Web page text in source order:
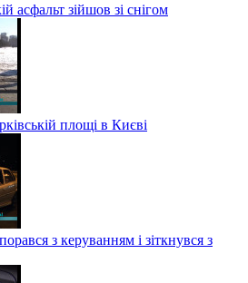
асфальт зійшов зі снігом
площі в Києві
з керуванням і зіткнувся з